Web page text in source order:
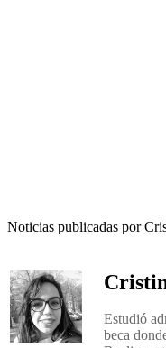
Noticias publicadas por
Estudió
beca